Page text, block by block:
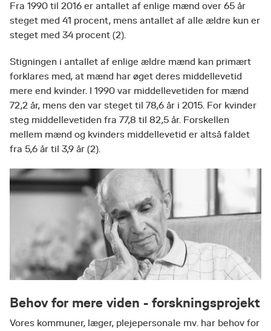
Fra 1990 til 2016 er antallet af enlige mænd over 65 år
steget med 41 procent, mens antallet af alle ældre kun er
steget med 34 procent (2).
Stigningen i antallet af enlige ældre mænd kan primært
forklares med, at mænd har øget deres middellevetid
mere end kvinder. I 1990 var middellevetiden for mænd
72,2 år, mens den var steget til 78,6 år i 2015. For kvinder
steg middellevetiden fra 77,8 til 82,5 år. Forskellen
mellem mænd og kvinders middellevetid er altså faldet
fra 5,6 år til 3,9 år (2).
Behov for mere viden - forskningsprojekt
Vores kommuner, læger, plejepersonale mv. har behov for